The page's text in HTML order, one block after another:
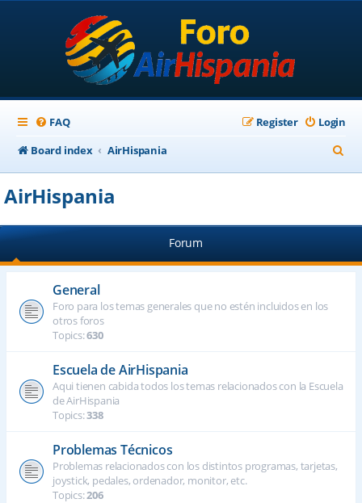
FAQ Login
Register
Board index
AirHispania
e
h
AirHispania
Forum
General
Foro para los temas generales que no estén incluidos en los
otros foros
Topics:630
Escuela de AirHispania
Aqui tienen cabida todos los temas relacionados con la Escuela
de AirHispania
Topics:338
Problemas Técnicos
Problemas relacionados con los distintos programas, tarjetas,
joystick, pedales, ordenador, monitor, etc.
Topics:206